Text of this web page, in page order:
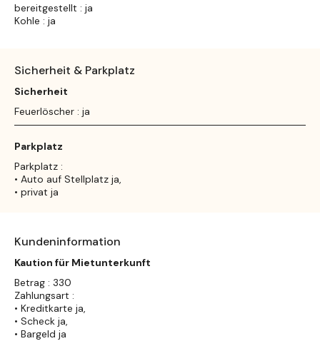
bereitgestellt : ja
Kohle : ja
Sicherheit & Parkplatz
Sicherheit
Feuerlöscher : ja
Parkplatz
Parkplatz :
• Auto auf Stellplatz ja,
• privat ja
Kundeninformation
Kaution für Mietunterkunft
Betrag : 330
Zahlungsart :
• Kreditkarte ja,
• Scheck ja,
• Bargeld ja